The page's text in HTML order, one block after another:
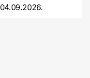
04.09.2026.